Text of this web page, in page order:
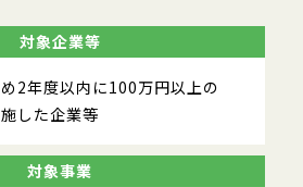
対象企業等
2年度以内に100万円以上の
した企業等
対象事業